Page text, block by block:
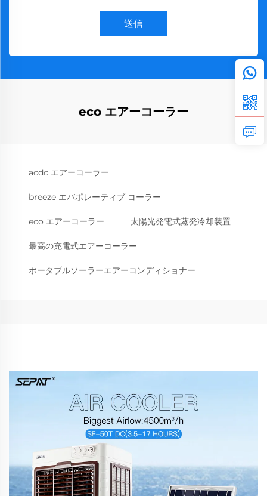
送信
eco エアーコーラー
acdc エアーコーラー
breeze エバポレーティブ コーラー
eco エアーコーラー 太陽光発電式蒸発冷却装置
最高の充電式エアーコーラー
ポータブルソーラーエアーコンディショナー